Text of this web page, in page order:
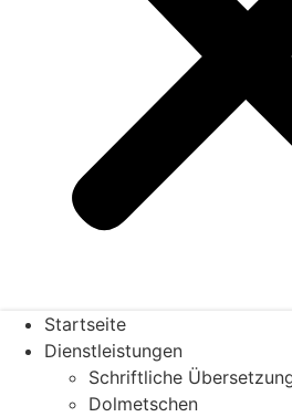
Startseite
Dienstleistungen
Schriftliche
Dolmetschen